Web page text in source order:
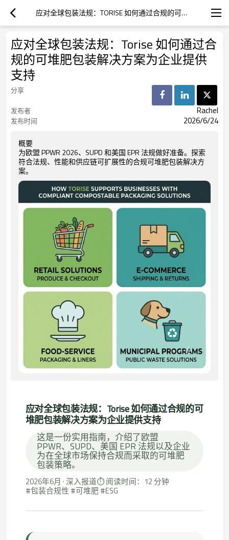
应对全球包装法规：TORISE 如何通过合规的可堆肥包装解决方案为企业提供支持
应对全球包装法规：Torise 如何通过合
规的可堆肥包装解决方案为企业提供
支持
分享
发布者
Rachel
发布时间 2026/6/24
概要
为欧盟 PPWR 2026、SUPD 和美国 EPR 法规做好准备。探索
符合法规、性能和供应链可扩展性的合规可堆肥包装解决方
案。
应对全球包装法规：Torise 如何通过合规的可
堆肥包装解决方案为企业提供支持
这是一份实用指南，介绍了欧盟
PPWR、SUPD、美国 EPR 法规以及企业
为在全球市场保持合规而采取的可堆肥
包装策略。
2026年6月 · 深入报道⏱ 阅读时间：12 分钟
#包装合规性 #可堆肥 #ESG